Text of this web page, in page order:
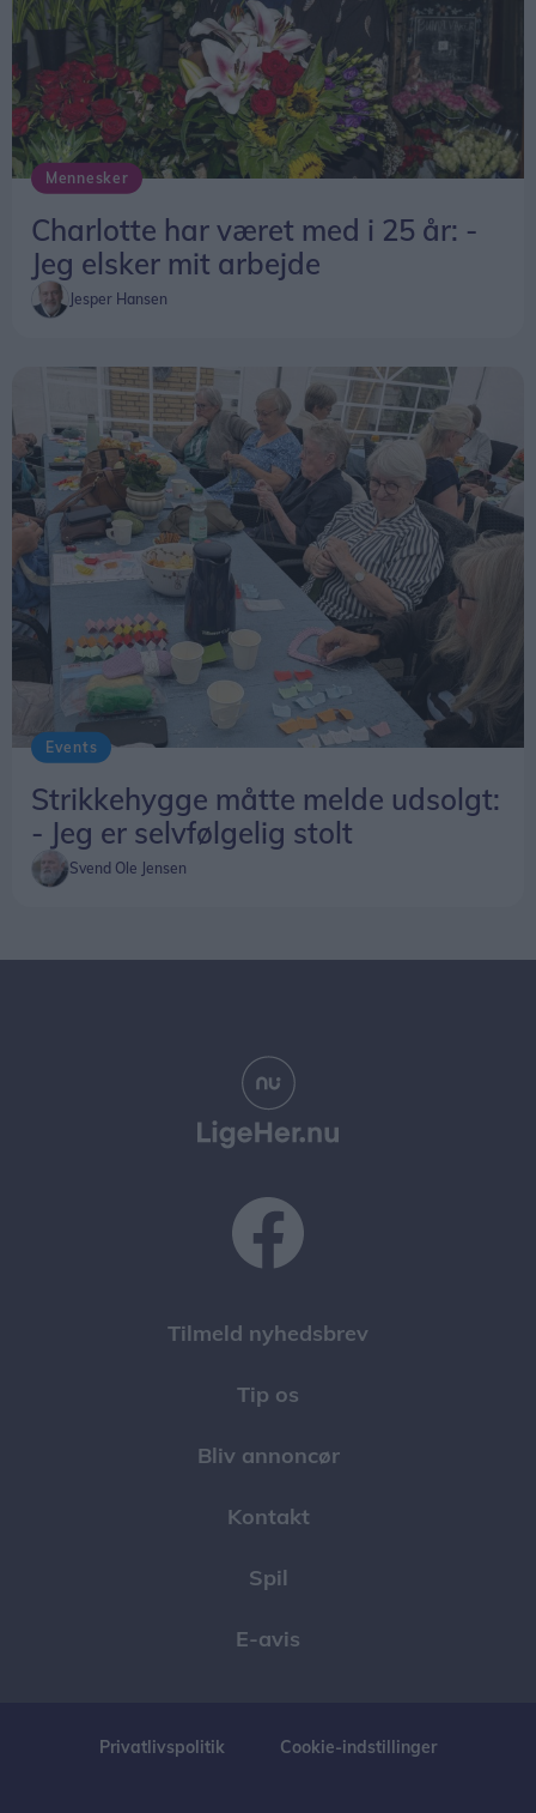
Mennesker
Charlotte har været med i 25 år: -
Jeg elsker mit arbejde
Jesper Hansen
Events
Strikkehygge måtte melde udsolgt:
- Jeg er selvfølgelig stolt
Svend Ole Jensen
Tilmeld nyhedsbrev
Tip os
Bliv annoncør
Kontakt
Spil
E-avis
Privatlivspolitik Cookie-indstillinger